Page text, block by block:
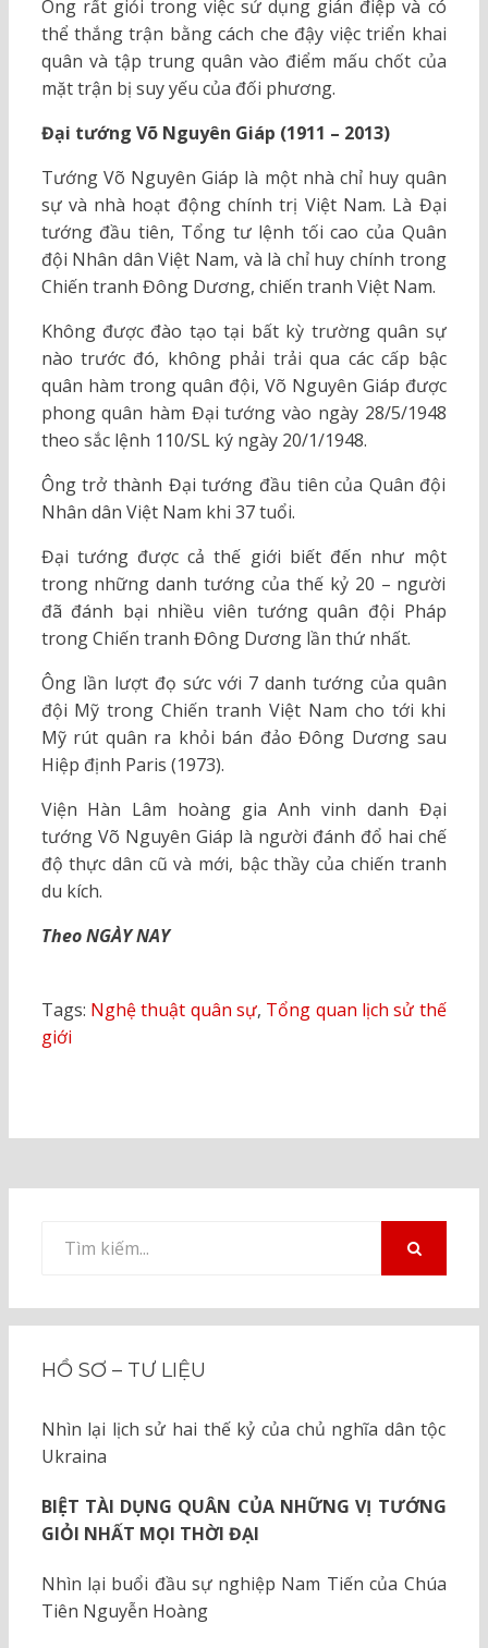
Ông rất giỏi trong việc sử dụng gián điệp và có
thể thắng trận bằng cách che đậy việc triển khai
quân và tập trung quân vào điểm mấu chốt của
mặt trận bị suy yếu của đối phương.
Đại tướng Võ Nguyên Giáp (1911 – 2013)
Tướng Võ Nguyên Giáp là một nhà chỉ huy quân
sự và nhà hoạt động chính trị Việt Nam. Là Đại
tướng đầu tiên, Tổng tư lệnh tối cao của Quân
đội Nhân dân Việt Nam, và là chỉ huy chính trong
Chiến tranh Đông Dương, chiến tranh Việt Nam.
Không được đào tạo tại bất kỳ trường quân sự
nào trước đó, không phải trải qua các cấp bậc
quân hàm trong quân đội, Võ Nguyên Giáp được
phong quân hàm Đại tướng vào ngày 28/5/1948
theo sắc lệnh 110/SL ký ngày 20/1/1948.
Ông trở thành Đại tướng đầu tiên của Quân đội
Nhân dân Việt Nam khi 37 tuổi.
Đại tướng được cả thế giới biết đến như một
trong những danh tướng của thế kỷ 20 – người
đã đánh bại nhiều viên tướng quân đội Pháp
trong Chiến tranh Đông Dương lần thứ nhất.
Ông lần lượt đọ sức với 7 danh tướng của quân
đội Mỹ trong Chiến tranh Việt Nam cho tới khi
Mỹ rút quân ra khỏi bán đảo Đông Dương sau
Hiệp định Paris (1973).
Viện Hàn Lâm hoàng gia Anh vinh danh Đại
tướng Võ Nguyên Giáp là người đánh đổ hai chế
độ thực dân cũ và mới, bậc thầy của chiến tranh
du kích.
Theo NGÀY NAY
Tags: Nghệ thuật quân sự, Tổng quan lịch sử thế
giới
kiếm
HỒ SƠ – TƯ LIỆU
Nhìn lại lịch sử hai thế kỷ của chủ nghĩa dân tộc
Ukraina
BIỆT TÀI DỤNG QUÂN CỦA NHỮNG VỊ TƯỚNG
GIỎI NHẤT MỌI THỜI ĐẠI
Nhìn lại buổi đầu sự nghiệp Nam Tiến của Chúa
Tiên Nguyễn Hoàng